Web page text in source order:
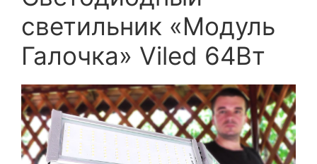
светильник «Модуль
Галочка» Viled 64Вт